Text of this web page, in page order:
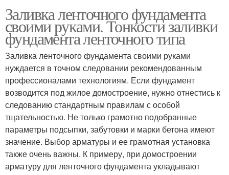
Столбчатый фундамент Фундамент под дом
Ленточные фундаменты
Фундамент под
существующий дом
Правильный фундамент
Заливка ленточного фундамента
своими руками. Тонкости заливки
фундамента ленточного типа
Заливка ленточного фундамента своими руками
нуждается в точном следовании рекомендованным
профессионалами технологиям. Если фундамент
возводится под жилое домостроение, нужно отнестись к
следованию стандартным правилам с особой
тщательностью. Не только грамотно подобранные
параметры подсыпки, забутовки и марки бетона имеют
значение. Выбор арматуры и ее грамотная установка
также очень важны. К примеру, при домостроении
арматуру для ленточного фундамента укладывают